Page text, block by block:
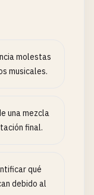
molestas
musicales.
una mezcla
final.
qué
debido al